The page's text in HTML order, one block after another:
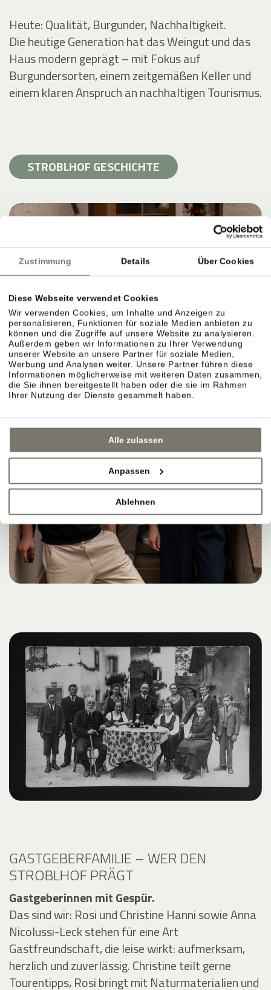
Zustimmung Details Über Cookies
Diese Webseite verwendet Cookies
Wir verwenden Cookies, um Inhalte und Anzeigen zu
personalisieren, Funktionen für soziale Medien anbieten zu
können und die Zugriffe auf unsere Website zu analysieren.
Außerdem geben wir Informationen zu Ihrer Verwendung
unserer Website an unsere Partner für soziale Medien,
Werbung und Analysen weiter. Unsere Partner führen diese
Informationen möglicherweise mit weiteren Daten zusammen,
die Sie ihnen bereitgestellt haben oder die sie im Rahmen
Ihrer Nutzung der Dienste gesammelt haben.
Alle zulassen
Anpassen
Ablehnen
Heute: Qualität, Burgunder, Nachhaltigkeit.
Die heutige Generation hat das Weingut und das
Haus modern geprägt – mit Fokus auf
Burgundersorten, einem zeitgemäßen Keller und
einem klaren Anspruch an nachhaltigen Tourismus.
STROBLHOF GESCHICHTE
GASTGEBERFAMILIE – WER DEN
STROBLHOF PRÄGT
Gastgeberinnen mit Gespür.
Das sind wir: Rosi und Christine Hanni sowie Anna
Nicolussi-Leck stehen für eine Art
Gastfreundschaft, die leise wirkt: aufmerksam,
herzlich und zuverlässig. Christine teilt gerne
Tourentipps, Rosi bringt mit Naturmaterialien und